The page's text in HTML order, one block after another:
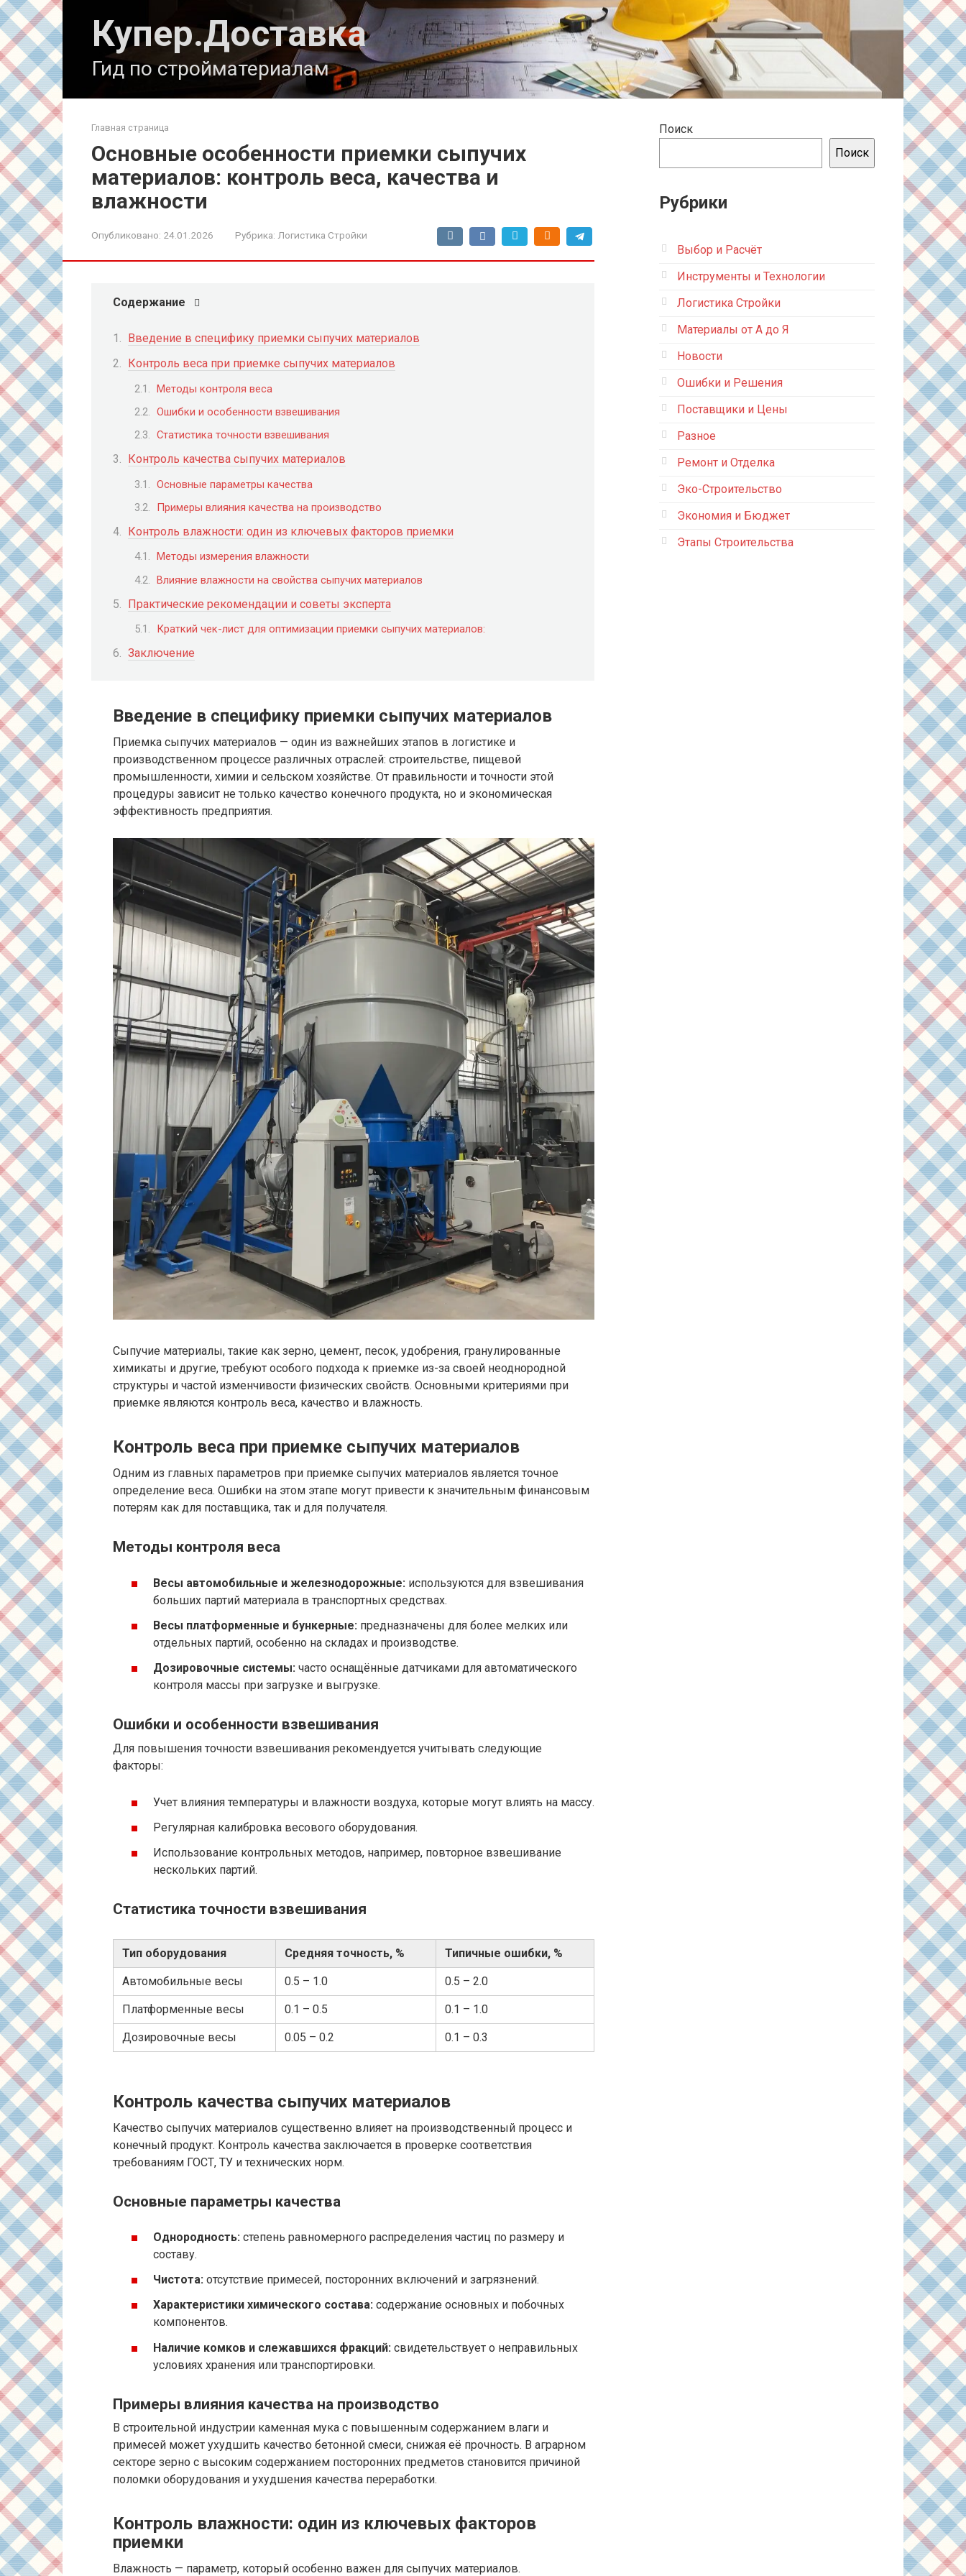
Перейти
к
контенту
Купер.Доставка
Гид по стройматериалам
Главная страница
Основные особенности приемки сыпучих
материалов: контроль веса, качества и
влажности
Опубликовано: 24.01.2026 Рубрика: Логистика Стройки
Содержание
Введение в специфику приемки сыпучих материалов
Контроль веса при приемке сыпучих материалов
Методы контроля веса
Ошибки и особенности взвешивания
Статистика точности взвешивания
Контроль качества сыпучих материалов
Основные параметры качества
Примеры влияния качества на производство
Контроль влажности: один из ключевых факторов приемки
Методы измерения влажности
Влияние влажности на свойства сыпучих материалов
Практические рекомендации и советы эксперта
Краткий чек-лист для оптимизации приемки сыпучих материалов:
Заключение
Введение в специфику приемки сыпучих материалов
Приемка сыпучих материалов — один из важнейших этапов в логистике и
производственном процессе различных отраслей: строительстве, пищевой
промышленности, химии и сельском хозяйстве. От правильности и точности этой
процедуры зависит не только качество конечного продукта, но и экономическая
эффективность предприятия.
Сыпучие материалы, такие как зерно, цемент, песок, удобрения, гранулированные
химикаты и другие, требуют особого подхода к приемке из-за своей неоднородной
структуры и частой изменчивости физических свойств. Основными критериями при
приемке являются контроль веса, качество и влажность.
Контроль веса при приемке сыпучих материалов
Одним из главных параметров при приемке сыпучих материалов является точное
определение веса. Ошибки на этом этапе могут привести к значительным финансовым
потерям как для поставщика, так и для получателя.
Методы контроля веса
Весы автомобильные и железнодорожные: используются для взвешивания
больших партий материала в транспортных средствах.
Весы платформенные и бункерные: предназначены для более мелких или
отдельных партий, особенно на складах и производстве.
Дозировочные системы: часто оснащённые датчиками для автоматического
контроля массы при загрузке и выгрузке.
Ошибки и особенности взвешивания
Для повышения точности взвешивания рекомендуется учитывать следующие
факторы:
Учет влияния температуры и влажности воздуха, которые могут влиять на массу.
Регулярная калибровка весового оборудования.
Использование контрольных методов, например, повторное взвешивание
нескольких партий.
Статистика точности взвешивания
Тип оборудования Средняя точность, % Типичные ошибки, %
Автомобильные весы 0.5 – 1.0 0.5 – 2.0
Платформенные весы 0.1 – 0.5 0.1 – 1.0
Дозировочные весы 0.05 – 0.2 0.1 – 0.3
Контроль качества сыпучих материалов
Качество сыпучих материалов существенно влияет на производственный процесс и
конечный продукт. Контроль качества заключается в проверке соответствия
требованиям ГОСТ, ТУ и технических норм.
Основные параметры качества
Однородность: степень равномерного распределения частиц по размеру и
составу.
Чистота: отсутствие примесей, посторонних включений и загрязнений.
Характеристики химического состава: содержание основных и побочных
компонентов.
Наличие комков и слежавшихся фракций: свидетельствует о неправильных
условиях хранения или транспортировки.
Примеры влияния качества на производство
В строительной индустрии каменная мука с повышенным содержанием влаги и
примесей может ухудшить качество бетонной смеси, снижая её прочность. В аграрном
секторе зерно с высоким содержанием посторонних предметов становится причиной
поломки оборудования и ухудшения качества переработки.
Контроль влажности: один из ключевых факторов
приемки
Влажность — параметр, который особенно важен для сыпучих материалов.
Поиск
Поиск
Рубрики
Выбор и Расчёт
Инструменты и Технологии
Логистика Стройки
Материалы от А до Я
Новости
Ошибки и Решения
Поставщики и Цены
Разное
Ремонт и Отделка
Эко-Строительство
Экономия и Бюджет
Этапы Строительства